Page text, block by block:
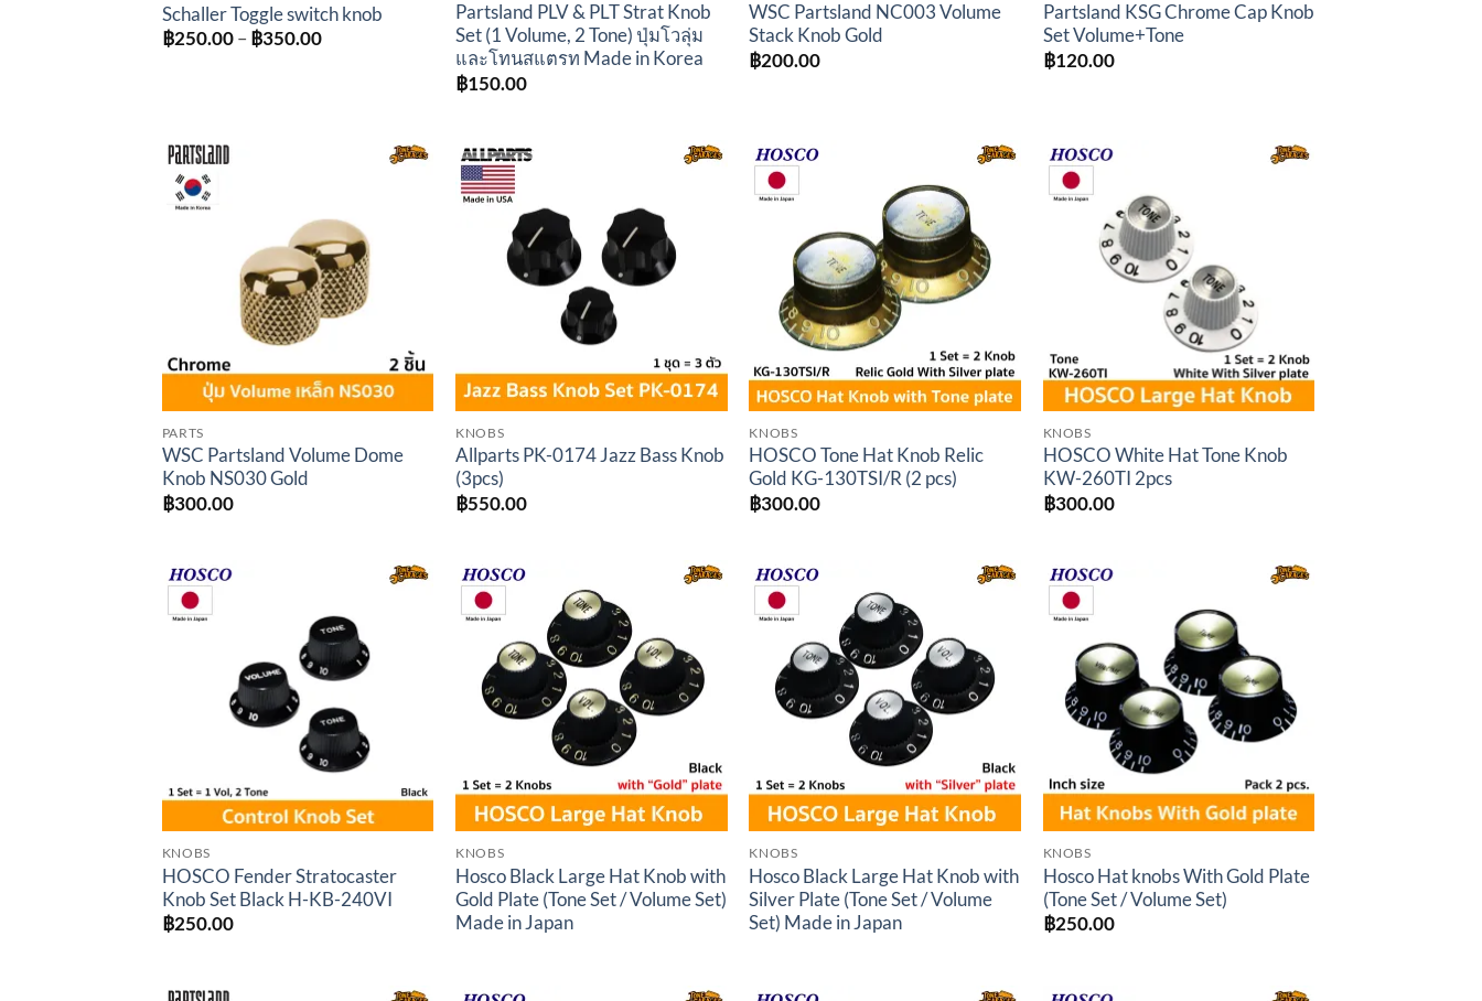
Schaller Toggle switch knob
฿250.00 – ฿350.00Price
Partsland PLV & PLT Strat Knob
Set (1 Volume, 2 Tone) ปุ่มโวลุ่ม
และโทนสแตรท Made in Korea
฿150.00
WSC Partsland NC003 Volume
Stack Knob Gold
฿200.00
Partsland KSG Chrome Cap Knob
Set Volume+Tone
฿120.00
PARTS
WSC Partsland Volume Dome
Knob NS030 Gold
฿300.00
wishlist
KNOBS
Allparts PK-0174 Jazz Bass Knob
(3pcs)
฿550.00
Add to
wishlist
KNOBS
HOSCO Tone Hat Knob Relic
Gold KG-130TSI/R (2 pcs)
฿300.00
KNOBS
HOSCO White Hat Tone Knob
KW-260TI 2pcs
฿300.00
wishlist
KNOBS
HOSCO Fender Stratocaster
Knob Set Black H-KB-240VI
฿250.00
wishlist
KNOBS
Hosco Black Large Hat Knob with
Gold Plate (Tone Set / Volume Set)
Made in Japan
wishlist
KNOBS
Hosco Black Large Hat Knob with
Silver Plate (Tone Set / Volume
Set) Made in Japan
KNOBS
Hosco Hat knobs With Gold Plate
(Tone Set / Volume Set)
฿250.00